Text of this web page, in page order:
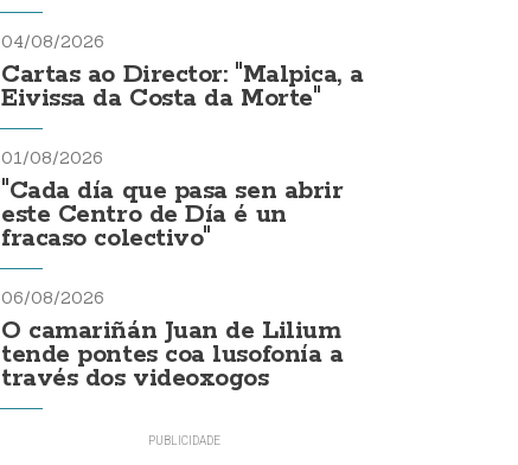
04/08/2026
Cartas ao Director: "Malpica, a
Eivissa da Costa da Morte"
01/08/2026
"Cada día que pasa sen abrir
este Centro de Día é un
fracaso colectivo"
06/08/2026
O camariñán Juan de Lilium
tende pontes coa lusofonía a
través dos videoxogos